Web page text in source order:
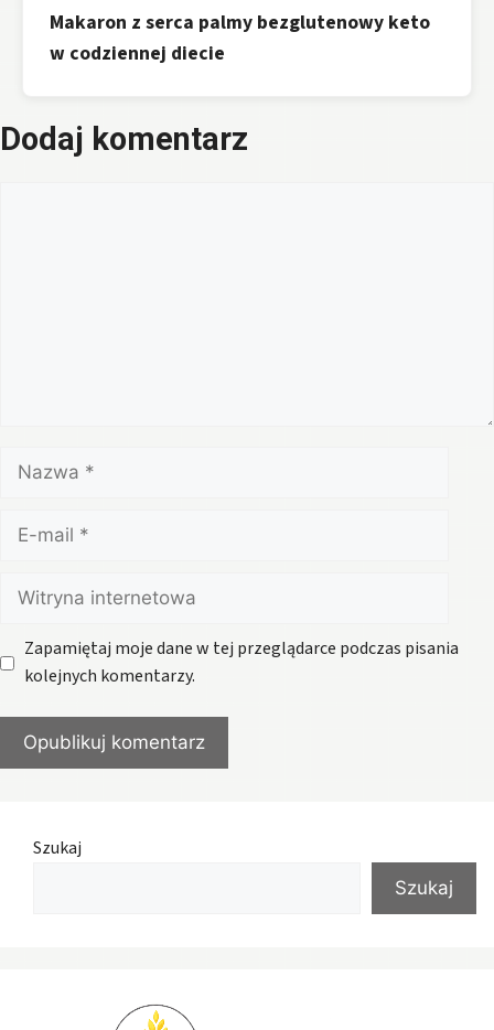
Makaron z serca palmy bezglutenowy keto
w codziennej diecie
Dodaj komentarz
Nazwa
mail
Witryna
internetowa
Zapamiętaj moje dane w tej przeglądarce podczas pisania
kolejnych komentarzy.
Szukaj
Szukaj